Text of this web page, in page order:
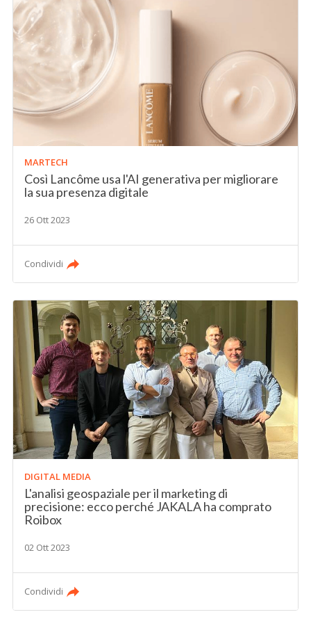
MARTECH
Così Lancôme usa l'AI generativa per migliorare
la sua presenza digitale
26 Ott 2023
Condividi
DIGITAL MEDIA
L'analisi geospaziale per il marketing di
precisione: ecco perché JAKALA ha comprato
Roibox
02 Ott 2023
Condividi